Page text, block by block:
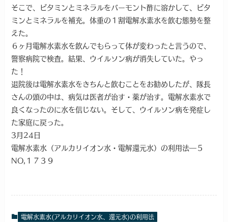
そこで、ビタミンとミネラルをバーモント酢に溶かして、ビタ
ミンとミネラルを補充。体重の１割電解水素水を飲む態勢を整
えた。
６ヶ月電解水素水を飲んでもらって体が変わったと言うので、
警察病院で検査。結果、ウイルソン病が消失していた。やっ
た！
退院後は電解水素水をきちんと飲むことをお勧めしたが、隊長
さんの頭の中は、病気は医者が治す・薬が治す。電解水素水で
良くなったのに水を信じない。そして、ウイルソン病を発症し
た家庭に戻った。
3月24日
電解水素水（アルカリイオン水・電解還元水）の利用法―５
NO,１７３９
電解水素水(アルカリイオン水、還元水)の利用法